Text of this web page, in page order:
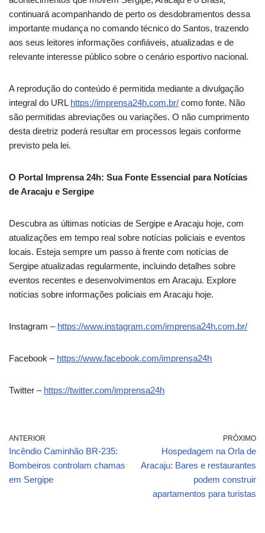
continuará acompanhando de perto os desdobramentos dessa
importante mudança no comando técnico do Santos, trazendo
aos seus leitores informações confiáveis, atualizadas e de
relevante interesse público sobre o cenário esportivo nacional.
A reprodução do conteúdo é permitida mediante a divulgação
integral do URL https://imprensa24h.com.br/ como fonte. Não
são permitidas abreviações ou variações. O não cumprimento
desta diretriz poderá resultar em processos legais conforme
previsto pela lei.
O Portal Imprensa 24h: Sua Fonte Essencial para Notícias
de Aracaju e Sergipe
Descubra as últimas notícias de Sergipe e Aracaju hoje, com
atualizações em tempo real sobre notícias policiais e eventos
locais. Esteja sempre um passo à frente com notícias de
Sergipe atualizadas regularmente, incluindo detalhes sobre
eventos recentes e desenvolvimentos em Aracaju. Explore
notícias sobre informações policiais em Aracaju hoje.
Instagram – https://www.instagram.com/imprensa24h.com.br/
Facebook – https://www.facebook.com/imprensa24h
Twitter – https://twitter.com/imprensa24h
ANTERIOR
Incêndio Caminhão BR-235:
Bombeiros controlam chamas
em Sergipe
PRÓXIMO
Hospedagem na Orla de
Aracaju: Bares e restaurantes
podem construir
apartamentos para turistas